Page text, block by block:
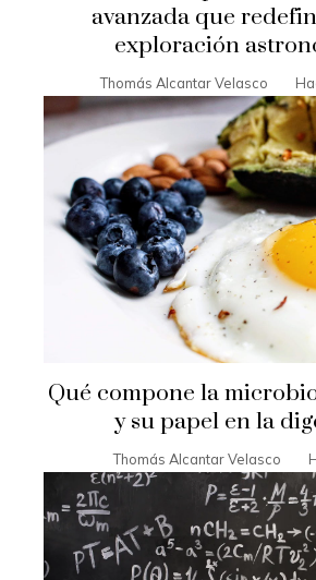
avanzada que
exploración
Thomás Alcantar Velasco
Qué compone la
y su papel en la
Thomás Alcantar Velasco